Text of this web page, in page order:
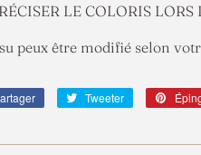
LE COLORIS
peux être modifié selon
PartagerTweeter
Tweeter